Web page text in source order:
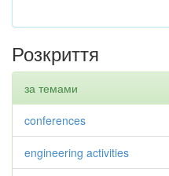
Розкриття
за темами
conferences
engineering activities